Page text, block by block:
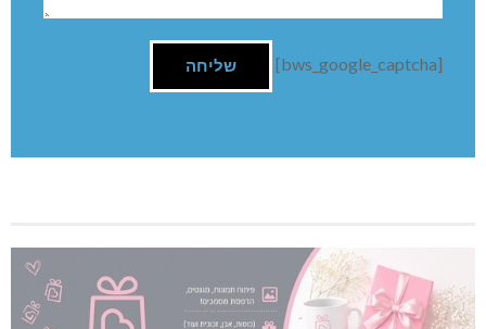
[bws_google_captcha]